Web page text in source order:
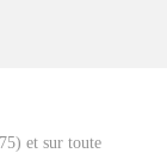
et sur toute